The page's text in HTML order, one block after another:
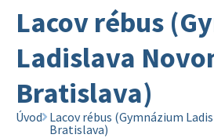
Lacov rébus
Ladislava
Bratislava)
Úvod Lacov rébus (Gymnázium
Bratislava)